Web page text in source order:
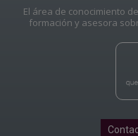
El área de conocimiento
formación y asesora